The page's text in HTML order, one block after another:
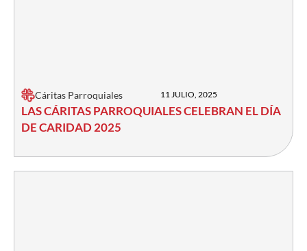
Cáritas Parroquiales 11 JULIO, 2025
LAS CÁRITAS PARROQUIALES CELEBRAN EL DÍA
DE CARIDAD 2025